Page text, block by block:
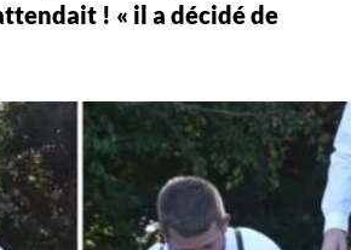
! « il a décidé de